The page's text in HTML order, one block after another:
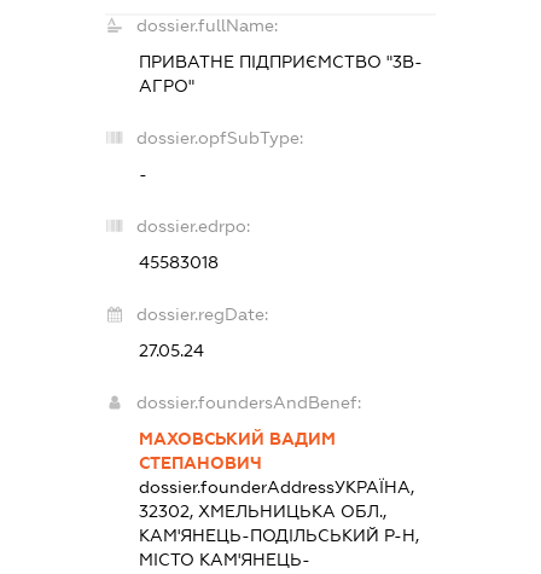
dossier.fullName:
ПРИВАТНЕ ПІДПРИЄМСТВО "3В-
АГРО"
dossier.opfSubType:
-
dossier.edrpo:
45583018
dossier.regDate:
27.05.24
dossier.foundersAndBenef:
МАХОВСЬКИЙ ВАДИМ
СТЕПАНОВИЧ
dossier.founderAddressУКРАЇНА,
32302, ХМЕЛЬНИЦЬКА ОБЛ.,
КАМ'ЯНЕЦЬ-ПОДІЛЬСЬКИЙ Р-Н,
МІСТО КАМ'ЯНЕЦЬ-